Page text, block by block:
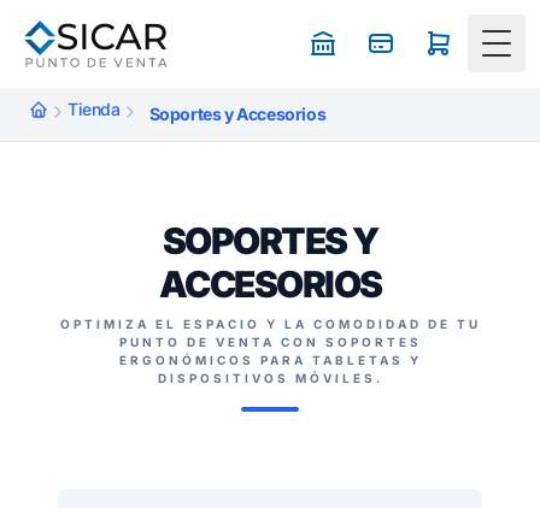
Tienda Soportes y Accesorios
SOPORTES Y
ACCESORIOS
OPTIMIZA EL ESPACIO Y LA COMODIDAD DE TU
PUNTO DE VENTA CON SOPORTES
ERGONÓMICOS PARA TABLETAS Y
DISPOSITIVOS MÓVILES.